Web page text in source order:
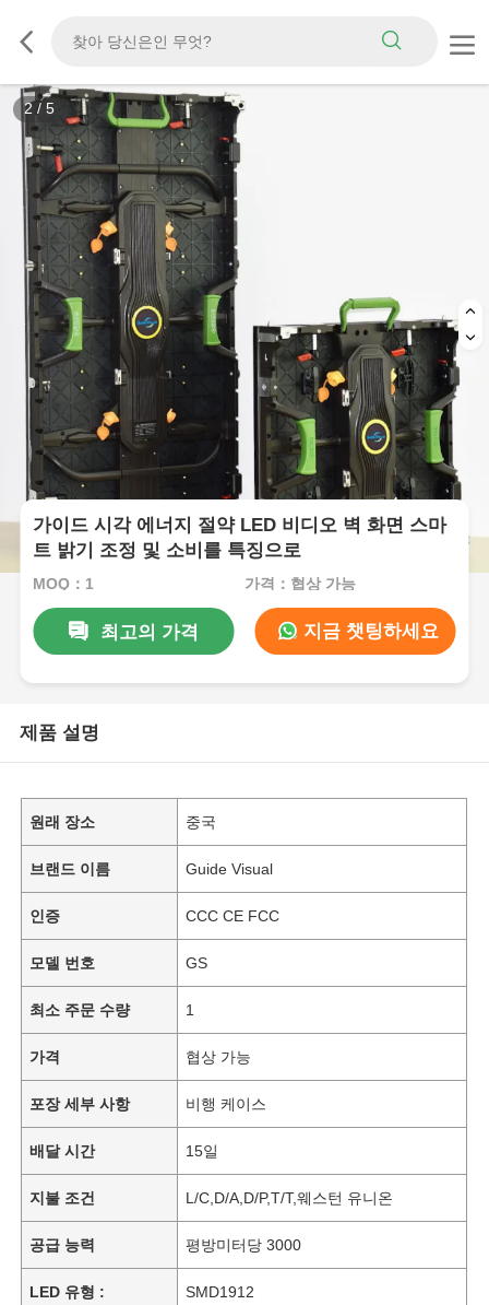
3 / 5
가이드 시각 에너지 절약 LED 비디오 벽 화면 스마
트 밝기 조정 및 소비를 특징으로
MOQ：1 가격：협상 가능
최고의 가격 지금 챗팅하세요
제품 설명
원래 장소 중국
브랜드 이름 Guide Visual
인증 CCC CE FCC
모델 번호 GS
최소 주문 수량 1
가격 협상 가능
포장 세부 사항 비행 케이스
배달 시간 15일
지불 조건 L/C,D/A,D/P,T/T,웨스턴 유니온
공급 능력 평방미터당 3000
LED 유형 : SMD1912